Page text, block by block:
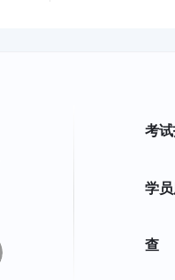
考
学
查